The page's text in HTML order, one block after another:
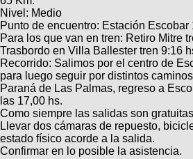
Galeria
XC
Bicicletas
Viajes
Descenso
Dirt
SUBÃ
tu
aviso
Buscar
Ultimos
Fotos
BicicleterÃ­
as
Bicicletas
Bicicletas
Tandem
Videos
Cicloturismo
Nivel: Medio
Punto de encuentro: Estación Escobar
Para los que van en tren: Retiro Mitre
Trasbordo en Villa Ballester tren 9:16
Recorrido: Salimos por el centro de
para luego seguir por distintos
Paraná de Las Palmas, regreso a
las 17,00 hs.
Como siempre las salidas son
Llevar dos cámaras de repuesto,
estado físico acorde a la salida.
Confirmar en lo posible la asistencia.